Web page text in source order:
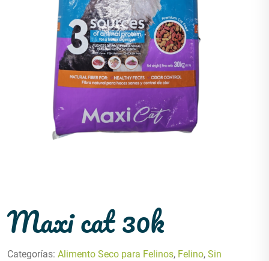
Maxi cat 30k
Categorías: Alimento Seco para Felinos, Felino, Sin